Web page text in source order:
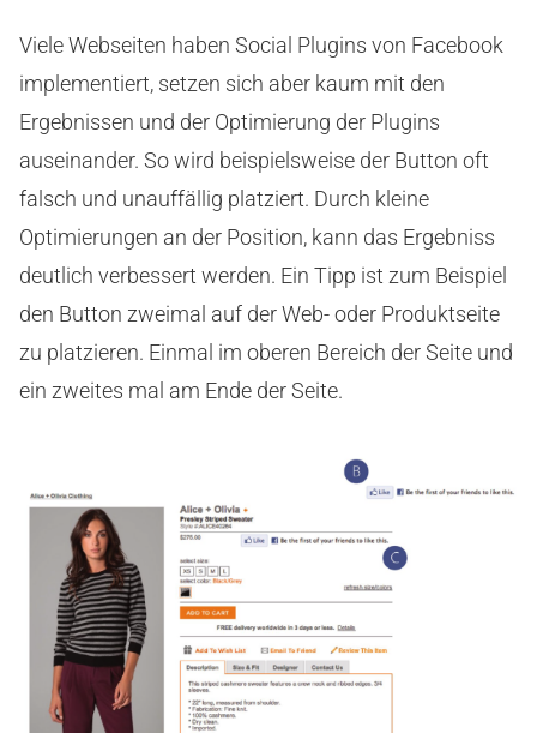
Viele Webseiten haben Social Plugins von Facebook
implementiert, setzen sich aber kaum mit den
Ergebnissen und der Optimierung der Plugins
auseinander. So wird beispielsweise der Button oft
falsch und unauffällig platziert. Durch kleine
Optimierungen an der Position, kann das Ergebniss
deutlich verbessert werden. Ein Tipp ist zum Beispiel
den Button zweimal auf der Web- oder Produktseite
zu platzieren. Einmal im oberen Bereich der Seite und
ein zweites mal am Ende der Seite.